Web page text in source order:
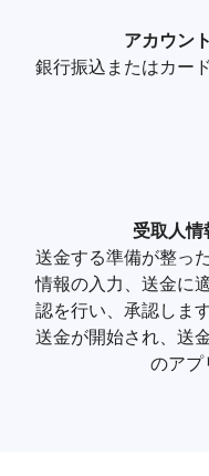
アカウン
銀行振込またはカー
受取人情
送金する準備が整っ
情報の入力、送金に
認を行い、承認しま
送金が開始され、送
のアプ